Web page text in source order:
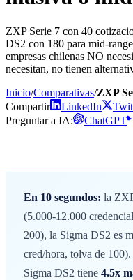
ZXP Serie 7 con 40
DS2 con 180 para mid-
empresas chilenas NO
necesitan, no tienen
Inicio/Comparativas/ZXP
Compartir
LinkedIn
Preguntar a IA:
ChatGPT
En 10 segundos: la
(5.000-12.000
200), la Sigma DS2 es
cred/hora, tolva de
Sigma DS2 tiene 4.5x